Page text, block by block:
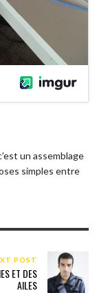
un assemblage
simples entre
POST
ET DES
AILES